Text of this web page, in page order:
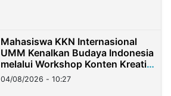
Mahasiswa KKN Internasional
UMM Kenalkan Budaya Indonesia
melalui Workshop Konten Kreatif
di Taiwan
04/08/2026 - 10:27